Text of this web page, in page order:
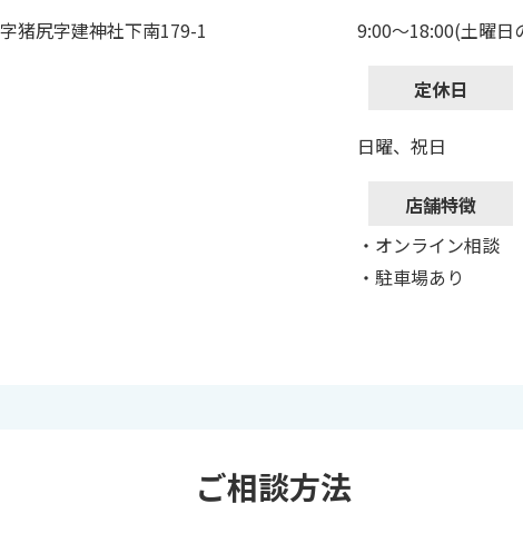
猪尻字建神社下南179-1 9:00～18:00(土曜日
定休日
日曜、祝日
店舗特徴
・オンライン相談
・駐車場あり
ご相談方法